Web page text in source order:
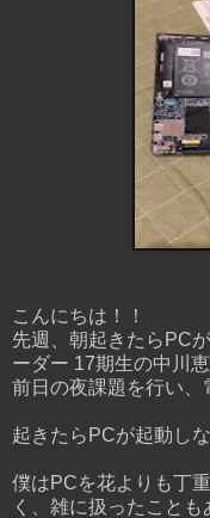
こんにちは！！
先週、朝起きたらPC
ーダー 17期生の中川恵
前日の夜課題を行い、
起きたらPCが起動し
僕はPCを花よりも丁
く、雑に扱ったことも